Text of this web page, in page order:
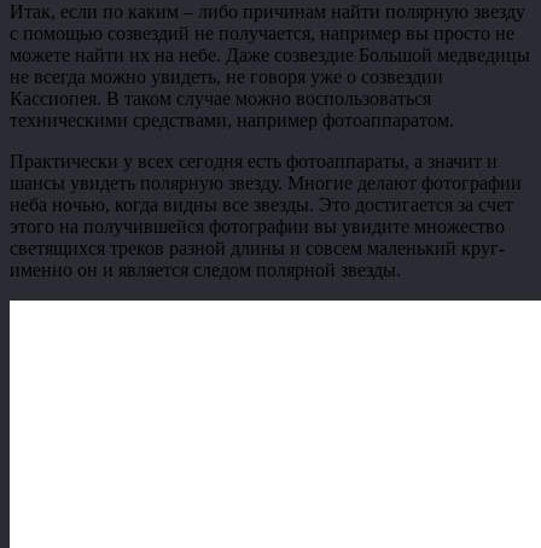
Итак, если по каким – либо причинам найти полярную звезду
с помощью созвездий не получается, например вы просто не
можете найти их на небе. Даже созвездие Большой медведицы
не всегда можно увидеть, не говоря уже о созвездии
Кассиопея. В таком случае можно воспользоваться
техническими средствами, например фотоаппаратом.
Практически у всех сегодня есть фотоаппараты, а значит и
шансы увидеть полярную звезду. Многие делают фотографии
неба ночью, когда видны все звезды. Это достигается за счет
этого на получившейся фотографии вы увидите множество
светящихся треков разной длины и совсем маленький круг-
именно он и является следом полярной звезды.